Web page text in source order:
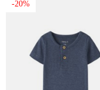
-20%